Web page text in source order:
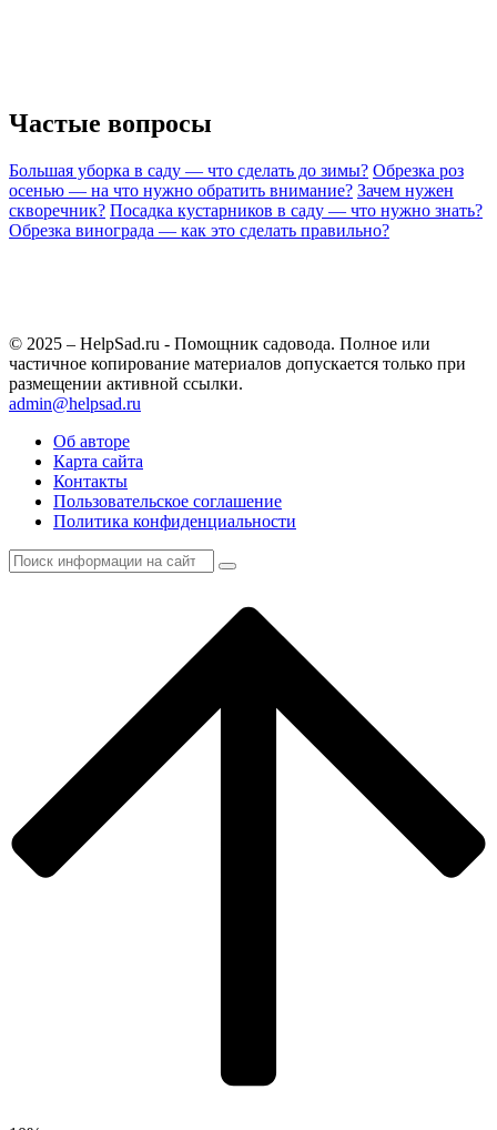
Частые вопросы
Большая уборка в саду — что сделать до зимы? Обрезка роз
осенью — на что нужно обратить внимание? Зачем нужен
скворечник? Посадка кустарников в саду — что нужно знать?
Обрезка винограда — как это сделать правильно?
© 2025 – HelpSad.ru - Помощник садовода. Полное или
частичное копирование материалов допускается только при
размещении активной ссылки.
admin@helpsad.ru
Об авторе
Карта сайта
Контакты
Пользовательское соглашение
Политика конфиденциальности